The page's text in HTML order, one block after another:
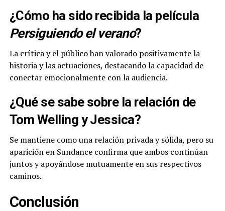
¿Cómo ha sido recibida la película
Persiguiendo el verano?
La crítica y el público han valorado positivamente la
historia y las actuaciones, destacando la capacidad de
conectar emocionalmente con la audiencia.
¿Qué se sabe sobre la relación de
Tom Welling y Jessica?
Se mantiene como una relación privada y sólida, pero su
aparición en Sundance confirma que ambos continúan
juntos y apoyándose mutuamente en sus respectivos
caminos.
Conclusión